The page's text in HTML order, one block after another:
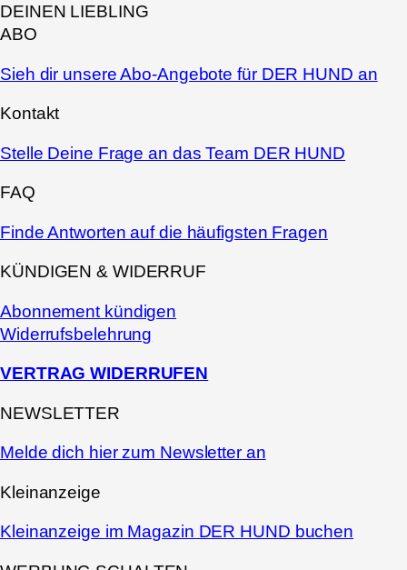
DEINEN LIEBLING
ABO
Sieh dir unsere Abo-Angebote für DER HUND an
Kontakt
Stelle Deine Frage an das Team DER HUND
FAQ
Finde Antworten auf die häufigsten Fragen
KÜNDIGEN & WIDERRUF
Abonnement kündigen
Widerrufsbelehrung
VERTRAG WIDERRUFEN
NEWSLETTER
Melde dich hier zum Newsletter an
Kleinanzeige
Kleinanzeige im Magazin DER HUND buchen